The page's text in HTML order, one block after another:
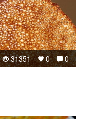
0
0
31351